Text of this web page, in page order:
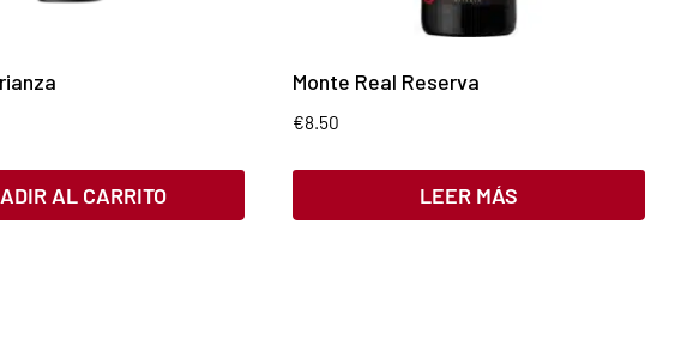
AL CARRITO
Monte Real Reserva
€8.50
LEER MÁS